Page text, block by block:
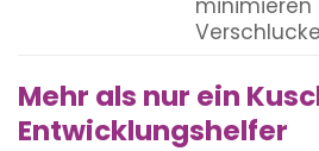
minimieren
Mehr als nur ein
Entwicklungshelfer